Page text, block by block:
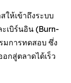
ให้เข้าถึงระบบ
เบิร์นอิน (Burn-
มการทดสอบ ซึ่ง
กสู่ตลาดได้เร็ว